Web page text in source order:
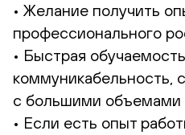
• Желание получить
профессионального
• Быстрая
коммуникабельность,
с большими
• Если есть опыт